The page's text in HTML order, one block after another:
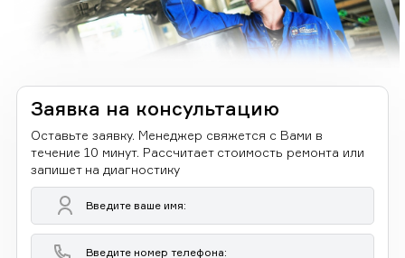
Заявка на консультацию
Оставьте заявку. Менеджер свяжется с Вами в
течение 10 минут. Рассчитает стоимость ремонта или
запишет на диагностику